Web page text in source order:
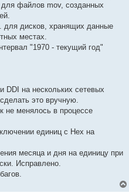
файлов mov, созданных
для дисков, хранящих данные
местах.
"1970 - текущий год"
DDI на нескольких сетевых
это вручную.
не менялось в процессе
единиц с Hex на
месяца и дня на единицу при
Исправлено.